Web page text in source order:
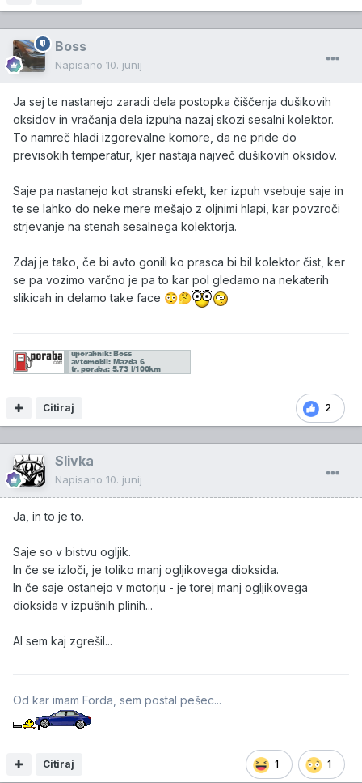
Boss
Napisano 10. junij
Ja sej te nastanejo zaradi dela postopka čiščenja dušikovih
oksidov in vračanja dela izpuha nazaj skozi sesalni kolektor.
To namreč hladi izgorevalne komore, da ne pride do
previsokih temperatur, kjer nastaja največ dušikovih oksidov.
Saje pa nastanejo kot stranski efekt, ker izpuh vsebuje saje in
te se lahko do neke mere mešajo z oljnimi hlapi, kar povzroči
strjevanje na stenah sesalnega kolektorja.
Zdaj je tako, če bi avto gonili ko prasca bi bil kolektor čist, ker
se pa vozimo varčno je pa to kar pol gledamo na nekaterih
slikicah in delamo take face 😳🤔
2
Citiraj
Slivka
Napisano 10. junij
Ja, in to je to.
Saje so v bistvu ogljik.
In če se izloči, je toliko manj ogljikovega dioksida.
In če saje ostanejo v motorju - je torej manj ogljikovega
dioksida v izpušnih plinih...
Al sem kaj zgrešil...
1 1
Citiraj
Od kar imam Forda, sem postal pešec...